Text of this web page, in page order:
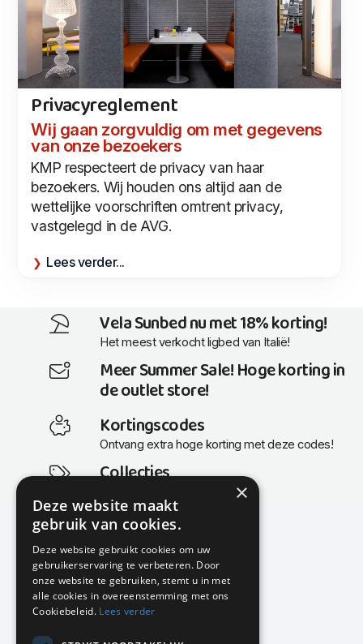
Privacyreglement
Wij gaan zorgvuldig om met gegevens
van onze bezoekers
KMP respecteert de privacy van haar
bezoekers. Wij houden ons altijd aan de
wettelijke voorschriften omtrent privacy,
vastgelegd in de AVG.
Lees verder...
Vela Sunbed nu met 18% korting!
Het meest verkocht ligbed van Italië!
Meer Summer Sale! Hoge korting in
de outlet store!
Kortingscodes
Ontvang extra hoge korting met deze codes!
Collecties
Actuele en populaire collecties
KMP Kantoormeubilair
Airport Business Park
Frankfurtstraat 29-31
1175 RH Lijnden
×
Deze website maakt
gebruik van cookies.
Deze website gebruikt cookies om uw
gebruikerservaring te verbeteren. Door
onze website te gebruiken, stemt u in met
alle cookies in overeenstemming met ons
Cookiebeleid. Lees verder